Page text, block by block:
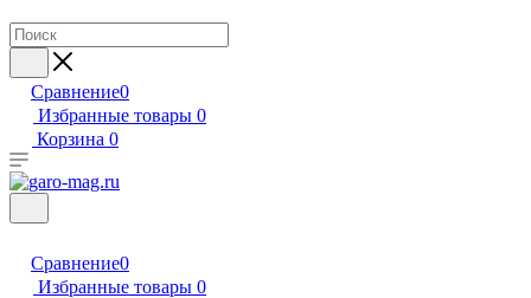
Сравнение0
Избранные товары 0
Корзина 0
Сравнение0
Избранные товары 0